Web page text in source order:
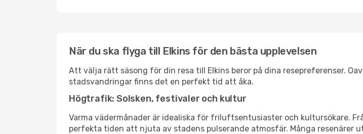
När du ska flyga till Elkins för den bästa upplevelsen
Att välja rätt säsong för din resa till Elkins beror på dina resepreferenser.
stadsvandringar finns det en perfekt tid att åka.
Högtrafik: Solsken, festivaler och kultur
Varma vädermånader är idealiska för friluftsentusiaster och kultursökare.
perfekta tiden att njuta av stadens pulserande atmosfär. Många